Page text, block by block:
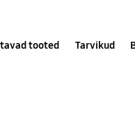
tooted Tarvikud